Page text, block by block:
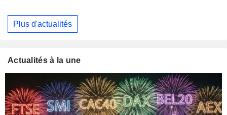
Plus d'actualités
Actualités à la une